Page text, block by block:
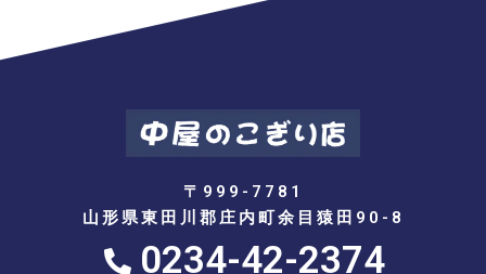
〒999-7781
山形県東田川郡庄内町余目猿田90-8
0234-42-2374